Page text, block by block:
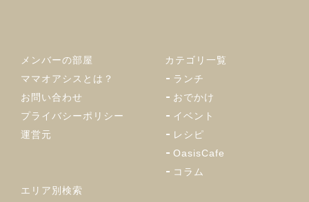
メンバーの部屋
ママオアシスとは？
お問い合わせ
プライバシーポリシー
運営元
カテゴリ一覧
ランチ
おでかけ
イベント
レシピ
OasisCafe
コラム
エリア別検索